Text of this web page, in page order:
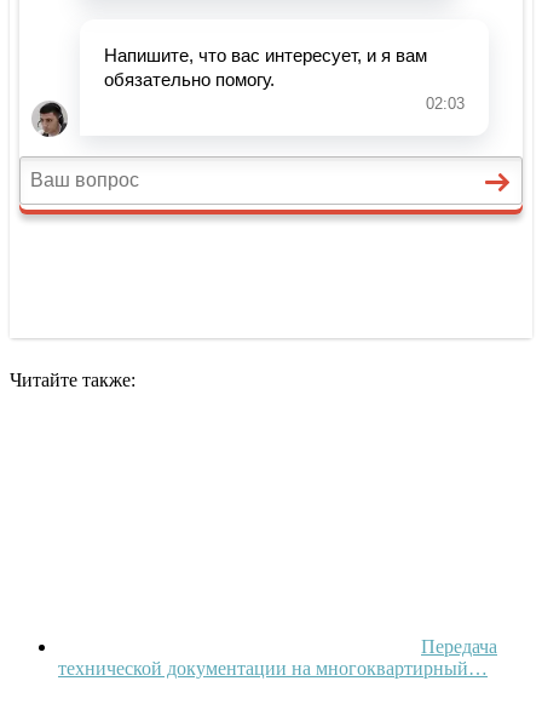
Читайте также:
Передача
технической документации на многоквартирный…